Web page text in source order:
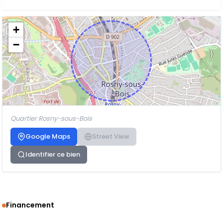
+
−
Quartier Rosny-sous-Bois
Google Maps
Street View
Identifier ce bien
Financement